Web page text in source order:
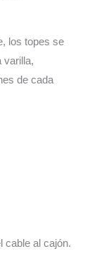
los topes se
varilla,
de cada
cable al cajón.